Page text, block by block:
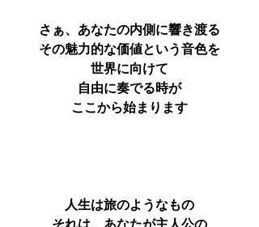
さぁ、あなたの内側に響き渡る
その魅力的な価値という音色を
世界に向けて
自由に奏でる時が
ここから始まります
人生は旅のようなもの